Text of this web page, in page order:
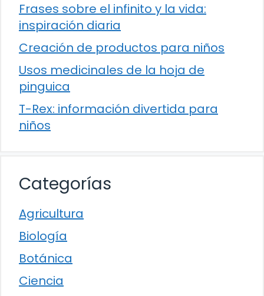
Frases sobre el infinito y la vida:
inspiración diaria
Creación de productos para niños
Usos medicinales de la hoja de
pinguica
T-Rex: información divertida para
niños
Categorías
Agricultura
Biología
Botánica
Ciencia